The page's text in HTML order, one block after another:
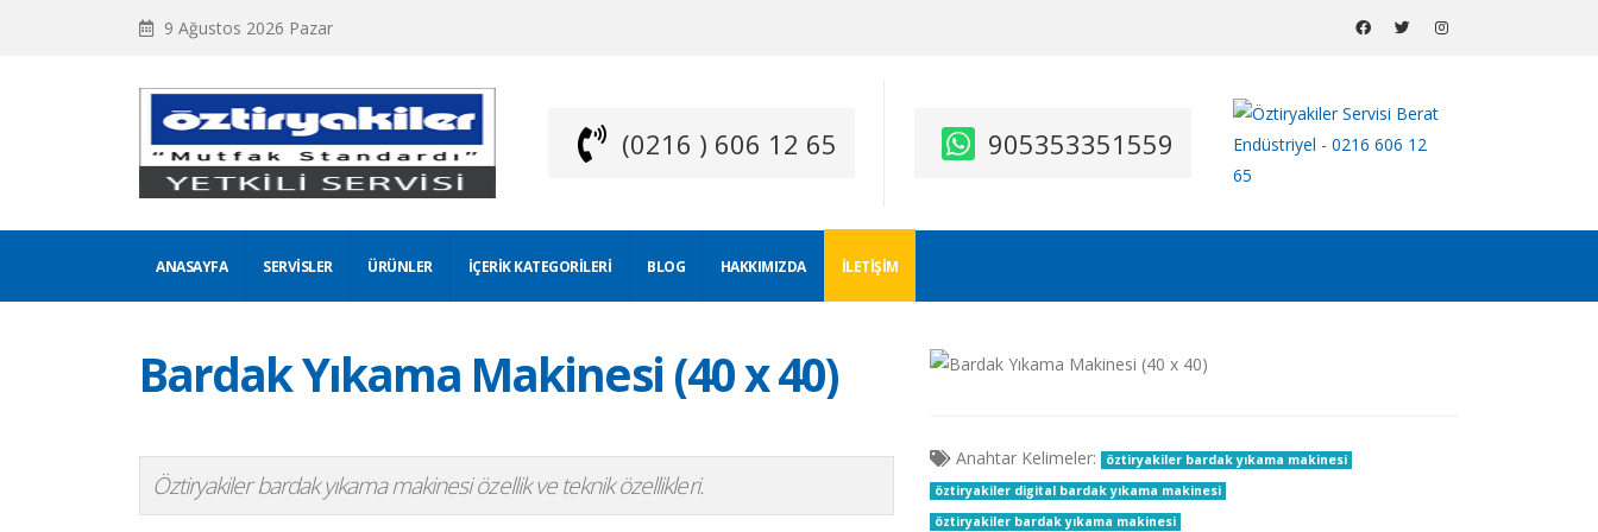
9 Ağustos 2026 Pazar
(0216 ) 606 12 65 905353351559
ANASAYFA SERVISLER ÜRÜNLER İÇERIK KATEGORILERI BLOG HAKKIMIZDA İLETIŞIM
Bardak Yıkama Makinesi (40 x 40)
Öztiryakiler bardak yıkama makinesi özellik ve teknik özellikleri.
Anahtar Kelimeler:
öztiryakiler bardak yıkama makinesi
öztiryakiler digital bardak yıkama makinesi
öztiryakiler bardak yıkama makinesi